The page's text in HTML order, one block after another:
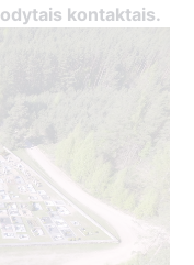
kontaktais.